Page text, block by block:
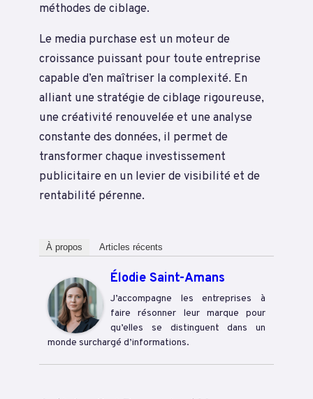
méthodes de ciblage.
Le media purchase est un moteur de
croissance puissant pour toute entreprise
capable d’en maîtriser la complexité. En
alliant une stratégie de ciblage rigoureuse,
une créativité renouvelée et une analyse
constante des données, il permet de
transformer chaque investissement
publicitaire en un levier de visibilité et de
rentabilité pérenne.
À propos Articles récents
Élodie Saint-Amans
J’accompagne les entreprises à
faire résonner leur marque pour
qu’elles se distinguent dans un
monde surchargé d’informations.